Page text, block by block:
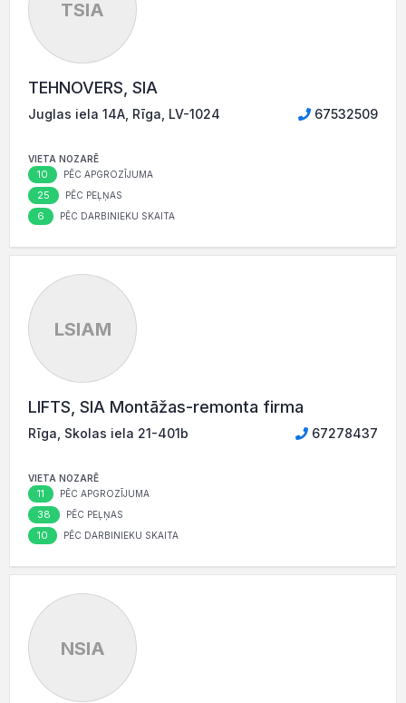
TSIA
TEHNOVERS, SIA
Juglas iela 14A, Rīga, LV-1024 67532509
VIETA NOZARĒ
10 PĒC APGROZĪJUMA
25 PĒC PEĻŅAS
6 PĒC DARBINIEKU SKAITA
LSIAM
LIFTS, SIA Montāžas-remonta firma
Rīga, Skolas iela 21-401b 67278437
VIETA NOZARĒ
11 PĒC APGROZĪJUMA
38 PĒC PEĻŅAS
10 PĒC DARBINIEKU SKAITA
NSIA